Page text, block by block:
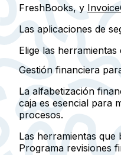
FreshBooks, y
Las aplicaciones de
Elige las
Gestión financiera
La alfabetización
caja es esencial para
procesos.
Las herramientas
Programa revisiones